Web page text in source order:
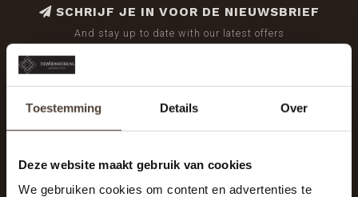
Toestemming Details Over
Deze website maakt gebruik van cookies
We gebruiken cookies om content en advertenties te
SCHRIJF JE IN VOOR DE NIEUWSBRIEF
And stay up to date with our latest offers